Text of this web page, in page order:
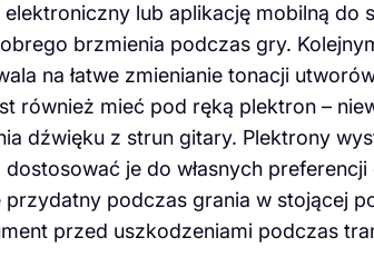
lub aplikację mobilną do
brzmienia podczas gry.
na łatwe zmienianie tonacji
również mieć pod ręką plektron –
dźwięku z strun gitary. Plektrony
dostosować je do własnych
podczas grania w stojącej
przed uszkodzeniami podczas